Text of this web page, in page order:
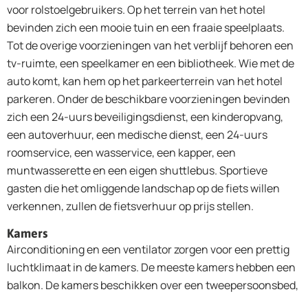
voor rolstoelgebruikers. Op het terrein van het hotel
bevinden zich een mooie tuin en een fraaie speelplaats.
Tot de overige voorzieningen van het verblijf behoren een
tv-ruimte, een speelkamer en een bibliotheek. Wie met de
auto komt, kan hem op het parkeerterrein van het hotel
parkeren. Onder de beschikbare voorzieningen bevinden
zich een 24-uurs beveiligingsdienst, een kinderopvang,
een autoverhuur, een medische dienst, een 24-uurs
roomservice, een wasservice, een kapper, een
muntwasserette en een eigen shuttlebus. Sportieve
gasten die het omliggende landschap op de fiets willen
verkennen, zullen de fietsverhuur op prijs stellen.
Kamers
Airconditioning en een ventilator zorgen voor een prettig
luchtklimaat in de kamers. De meeste kamers hebben een
balkon. De kamers beschikken over een tweepersoonsbed,